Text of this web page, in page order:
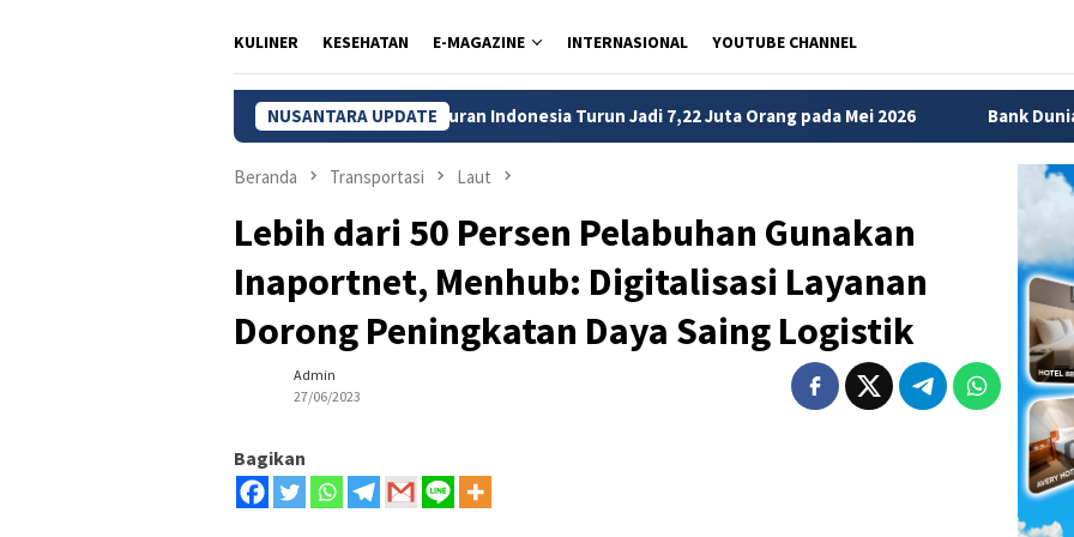
KULINER KESEHATAN E-MAGAZINE INTERNASIONAL YOUTUBE CHANNEL
NUSANTARA UPDATE
BPS: Pengangguran Indonesia Turun Jadi 7,22 Juta Orang pada Mei 2026 Bank Dunia Tunjuk Sri Mulyani
Beranda Transportasi Laut
Lebih dari 50 Persen Pelabuhan Gunakan
Inaportnet, Menhub: Digitalisasi Layanan
Dorong Peningkatan Daya Saing Logistik
Admin
27/06/2023
Bagikan